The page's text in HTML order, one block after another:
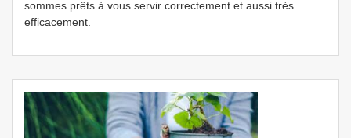
sommes prêts à vous servir correctement et aussi très
efficacement.